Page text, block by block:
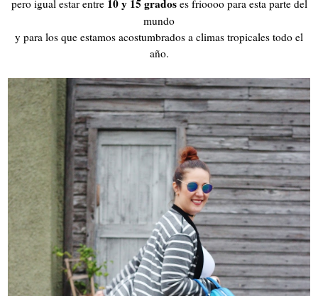
pero igual estar entre 10 y 15 gradoses frioooo para esta parte del
mundo
y para los que estamos acostumbrados a climas tropicales todo el
año.